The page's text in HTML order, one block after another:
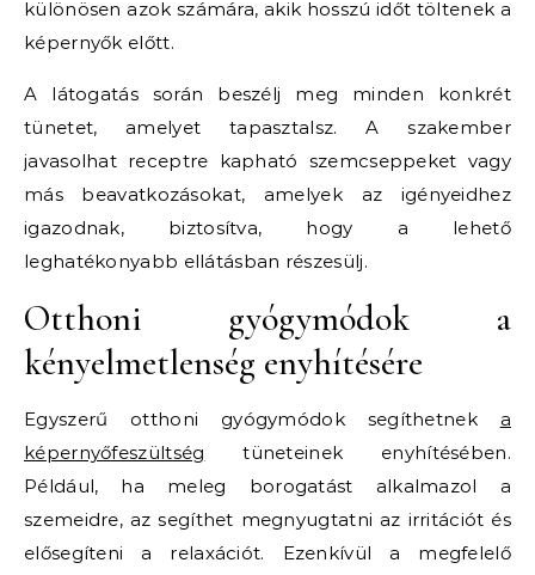
különösen azok számára, akik hosszú időt töltenek a
képernyők előtt.
A látogatás során beszélj meg minden konkrét
tünetet, amelyet tapasztalsz. A szakember
javasolhat receptre kapható szemcseppeket vagy
más beavatkozásokat, amelyek az igényeidhez
igazodnak, biztosítva, hogy a lehető
leghatékonyabb ellátásban részesülj.
Otthoni gyógymódok a
kényelmetlenség enyhítésére
Egyszerű otthoni gyógymódok segíthetnek a
képernyőfeszültség tüneteinek enyhítésében.
Például, ha meleg borogatást alkalmazol a
szemeidre, az segíthet megnyugtatni az irritációt és
elősegíteni a relaxációt. Ezenkívül a megfelelő